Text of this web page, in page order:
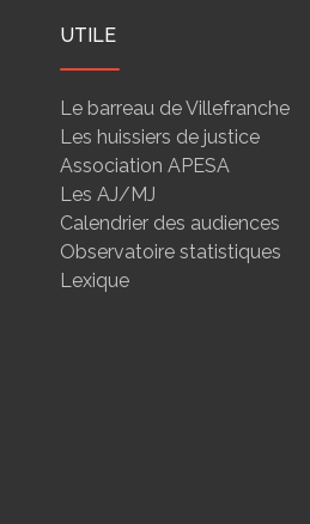
UTILE
Le barreau de Villefranche
Les huissiers de justice
Association APESA
Les AJ/MJ
Calendrier des audiences
Observatoire statistiques
Lexique